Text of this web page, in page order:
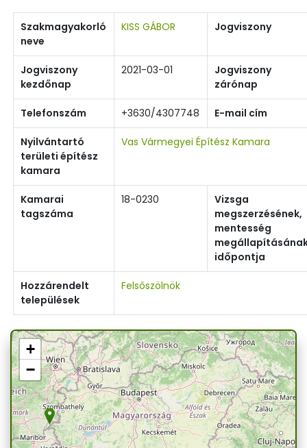
Szakmagyakorló
neve
KISS GÁBOR Jogviszony
Jogviszony
kezdőnap
2021-03-01
Jogviszony
zárónap
Telefonszám +3630/4307748 E-mail cím
Nyilvántartó
területi építész
kamara
Vas Vármegyei Építész Kamara
Kamarai
tagszáma
18-0230
Vizsga
megszerzésének,
mentesség
időpontja
Hozzárendelt
települések
Felsőszölnök
+
−